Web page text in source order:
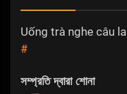
Uống trà nghe câu
#
সম্প্রতি দ্বারা শোনা